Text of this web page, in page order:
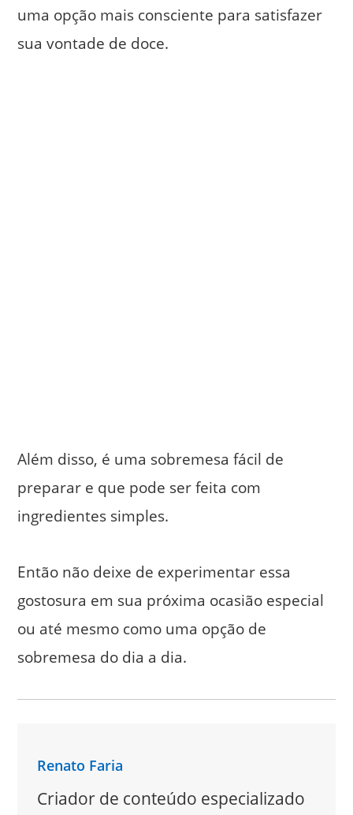
uma opção mais consciente para satisfazer
sua vontade de doce.
Além disso, é uma sobremesa fácil de
preparar e que pode ser feita com
ingredientes simples.
Então não deixe de experimentar essa
gostosura em sua próxima ocasião especial
ou até mesmo como uma opção de
sobremesa do dia a dia.
Renato Faria
Criador de conteúdo especializado